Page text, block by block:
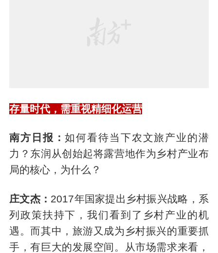
存量时代，需重视精细化运营
南方日报：如何看待当下农文旅产业的潜
力？东润从创始起将露营地作为乡村产业布
局的核心，为什么？
庄文杰： 2017年国家提出乡村振兴战略，系
列政策扶持下，我们看到了乡村产业的机
遇。而其中，旅游又成为乡村振兴的重要抓
手，有巨大的发展空间。从市场需求来看，